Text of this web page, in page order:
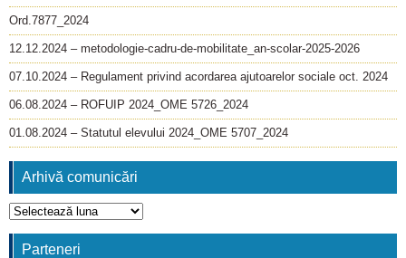
Ord.7877_2024
12.12.2024 – metodologie-cadru-de-mobilitate_an-scolar-2025-2026
07.10.2024 – Regulament privind acordarea ajutoarelor sociale oct. 2024
06.08.2024 – ROFUIP 2024_OME 5726_2024
01.08.2024 – Statutul elevului 2024_OME 5707_2024
Arhivă comunicări
Arhivă
comunicări
Parteneri